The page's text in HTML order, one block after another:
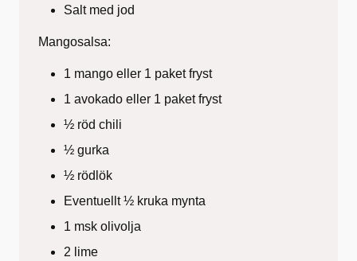
Salt med jod
Mangosalsa:
1 mango eller 1 paket fryst
1 avokado eller 1 paket fryst
½ röd chili
½ gurka
½ rödlök
Eventuellt ½ kruka mynta
1 msk olivolja
2 lime